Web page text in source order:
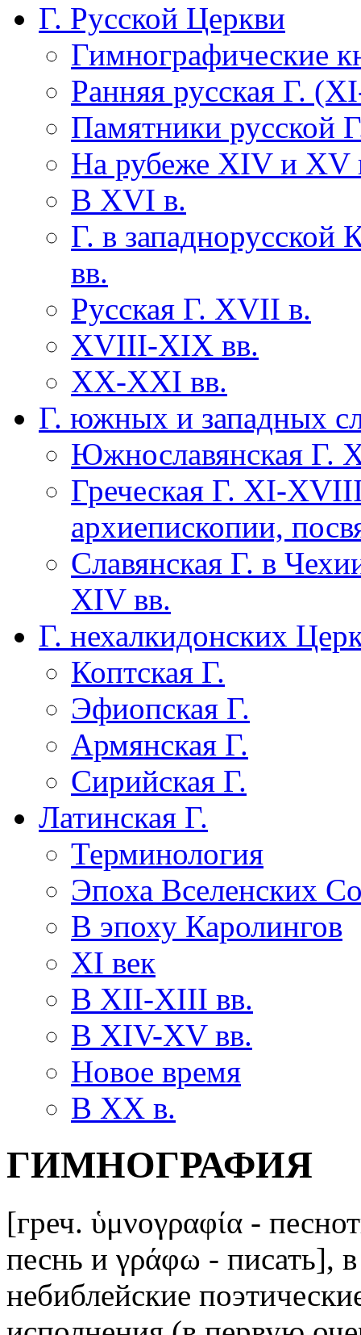
Г. Русской Церкви
Гимнографические
Ранняя русская Г.
Памятники русской
На рубеже XIV и XV
В XVI в.
Г. в
вв.
Русская Г. XVII в.
XVIII-XIX вв.
XX-XXI вв.
Г. южных и западных
Южнославянская Г.
Греческая Г. XI-
архиепископии,
Славянская Г. в
XIV вв.
Г. нехалкидонских
Коптская Г.
Эфиопская Г.
Армянская Г.
Сирийская Г.
Латинская Г.
Терминология
Эпоха Вселенских
В эпоху Каролингов
XI век
В XII-XIII вв.
В XIV-XV вв.
Новое время
В XX в.
ГИМНОГРАФИЯ
[греч. ὑμνογραφία -
песнь и γράφω - писать],
небиблейские